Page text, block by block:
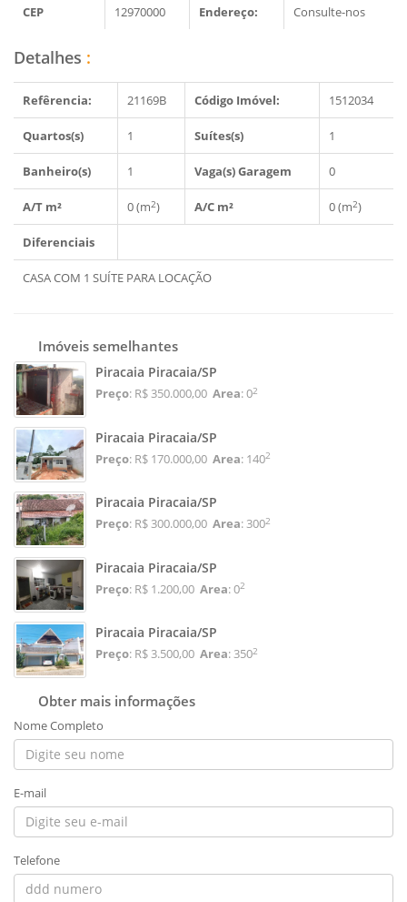
CEP 12970000 Endereço: Consulte-nos
Detalhes :
Refêrencia: 21169B Código Imóvel: 1512034
Quartos(s) 1 Suítes(s) 1
Banheiro(s) 1 Vaga(s) Garagem 0
A/T m² 0 (m2) A/C m² 0 (m2)
Diferenciais
CASA COM 1 SUÍTE PARA LOCAÇÃO
Imóveis semelhantes
Piracaia Piracaia/SP
Preço: R$ 350.000,00 Area: 02
Piracaia Piracaia/SP
Preço: R$ 170.000,00 Area: 1402
Piracaia Piracaia/SP
Preço: R$ 300.000,00 Area: 3002
Piracaia Piracaia/SP
Preço: R$ 1.200,00 Area: 02
Piracaia Piracaia/SP
Preço: R$ 3.500,00 Area: 3502
Obter mais informações
Nome Completo
E-mail
Telefone